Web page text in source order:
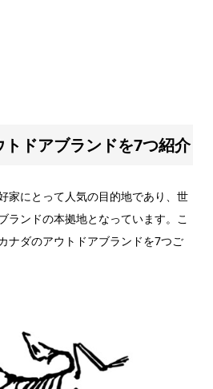
トドアブランドを7つ紹介
家にとって人気の目的地であり、世
ランドの本拠地となっています。こ
ナダのアウトドアブランドを7つご